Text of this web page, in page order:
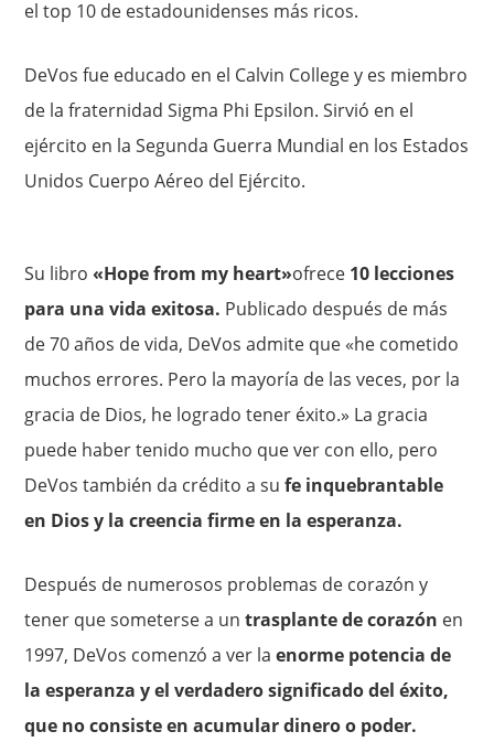
el top 10 de estadounidenses más ricos.
DeVos fue educado en el Calvin College y es miembro
de la fraternidad Sigma Phi Epsilon. Sirvió en el
ejército en la Segunda Guerra Mundial en los Estados
Unidos Cuerpo Aéreo del Ejército.
Su libro«Hope from my heart»ofrece 10 lecciones
para una vida exitosa. Publicado después de más
de 70 años de vida, DeVos admite que «he cometido
muchos errores. Pero la mayoría de las veces, por la
gracia de Dios, he logrado tener éxito.» La gracia
puede haber tenido mucho que ver con ello, pero
DeVos también da crédito a sufe inquebrantable
en Dios y la creencia firme en la esperanza.
Después de numerosos problemas de corazón y
tener que someterse a untrasplante de corazón en
1997, DeVos comenzó a ver laenorme potencia de
la esperanza y el verdadero significado del éxito,
que no consiste en acumular dinero o poder.